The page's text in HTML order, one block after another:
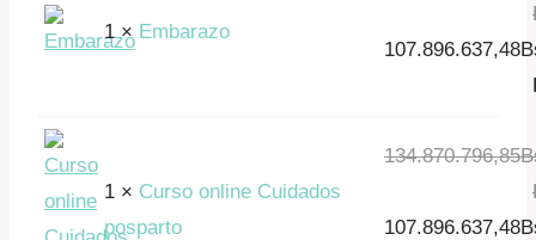
1 × Embarazo
El
original
era:
F.
107.896.637,48
El
es:
1 × Curso online Cuidados
posparto
134.870.796,85
El
107.896.637,48